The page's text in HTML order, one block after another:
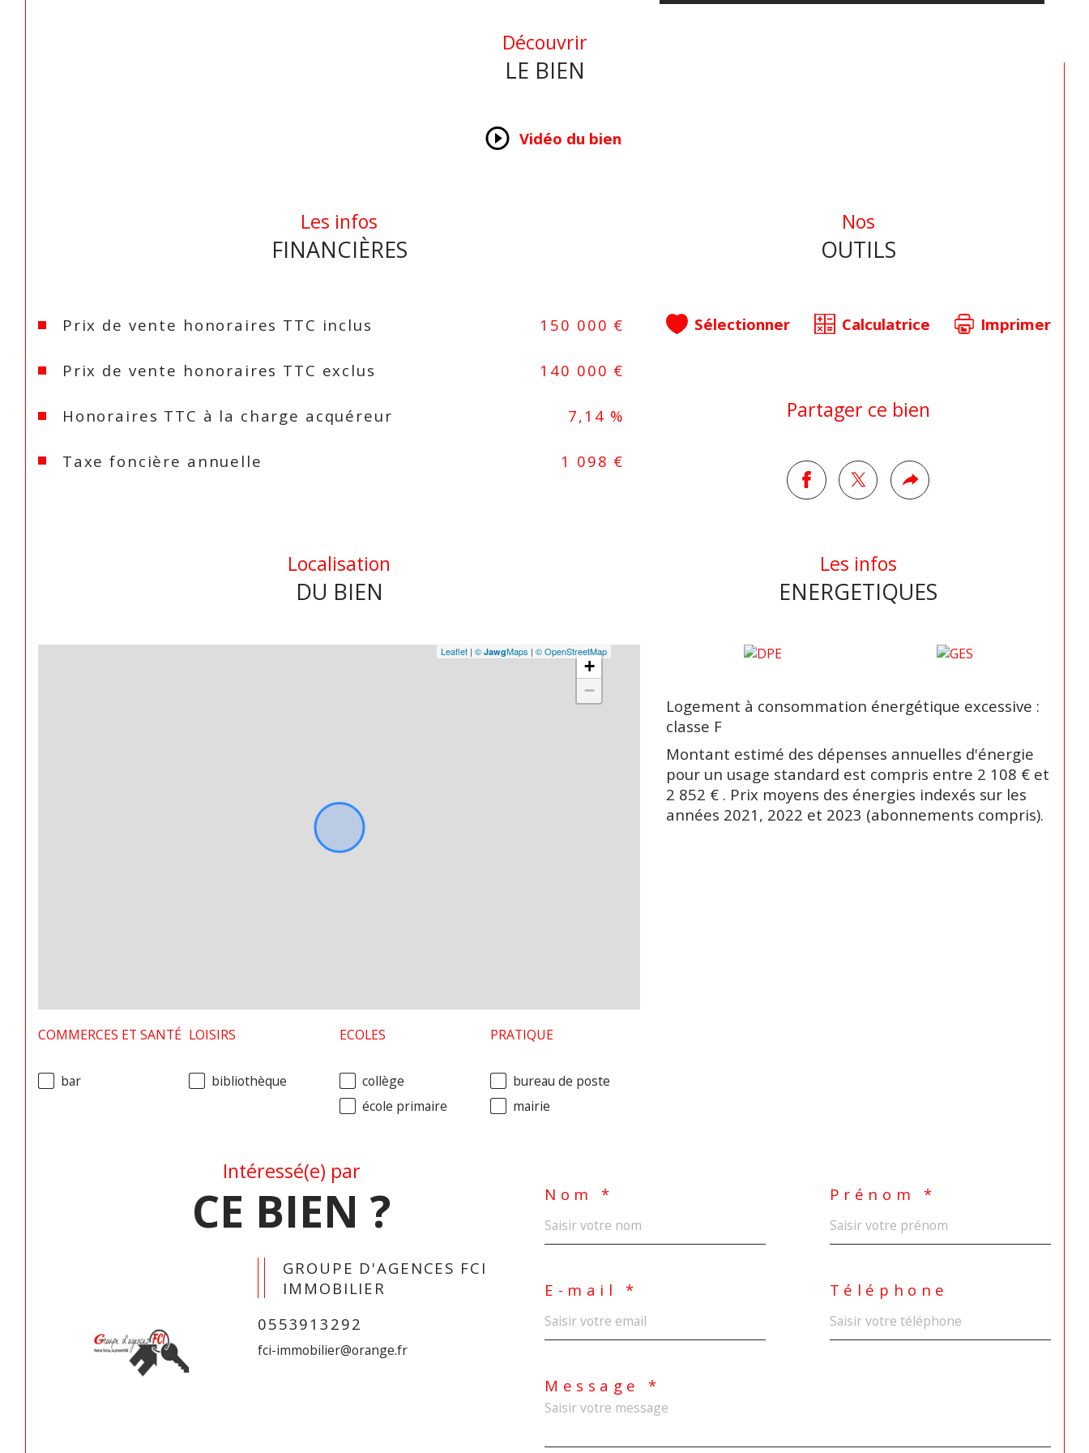
Découvrir
LE BIEN
Vidéo du bien
Les infos
FINANCIÈRES
Prix de vente honoraires TTC inclus 150 000 €
Prix de vente honoraires TTC exclus 140 000 €
Honoraires TTC à la charge acquéreur 7,14 %
Taxe foncière annuelle 1 098 €
Nos
OUTILS
Sélectionner Calculatrice Imprimer
Partager ce bien
Localisation
DU BIEN
+
−
Leaflet |©JawgMaps |© OpenStreetMap
COMMERCES ET SANTÉ
bar
LOISIRS
bibliothèque
ECOLES
collège
école primaire
PRATIQUE
bureau de poste
mairie
Les infos
ENERGETIQUES
Logement à consommation énergétique excessive :
classe F
Montant estimé des dépenses annuelles d'énergie
pour un usage standard est compris entre 2 108 € et
2 852 € . Prix moyens des énergies indexés sur les
années 2021, 2022 et 2023 (abonnements compris).
Intéressé(e) par
CE BIEN ?
GROUPE D'AGENCES FCI
IMMOBILIER
0553913292
fci-immobilier@orange.fr
Nom * Prénom *
E-mail * Téléphone
Message *